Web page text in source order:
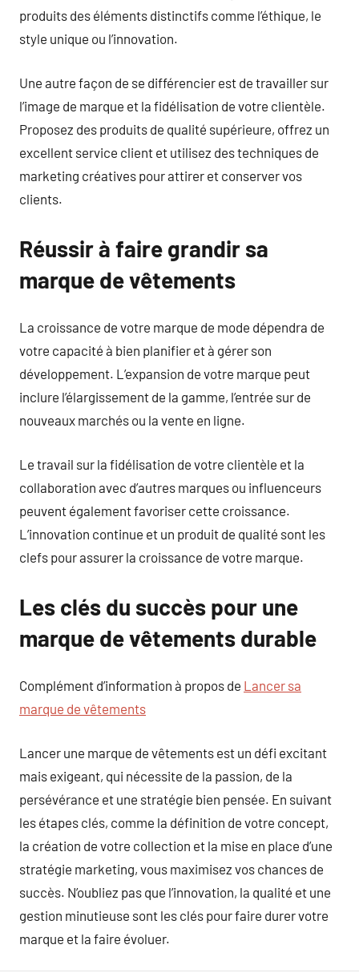
produits des éléments distinctifs comme l’éthique, le
style unique ou l’innovation.
Une autre façon de se différencier est de travailler sur
l’image de marque et la fidélisation de votre clientèle.
Proposez des produits de qualité supérieure, offrez un
excellent service client et utilisez des techniques de
marketing créatives pour attirer et conserver vos
clients.
Réussir à faire grandir sa
marque de vêtements
La croissance de votre marque de mode dépendra de
votre capacité à bien planifier et à gérer son
développement. L’expansion de votre marque peut
inclure l’élargissement de la gamme, l’entrée sur de
nouveaux marchés ou la vente en ligne.
Le travail sur la fidélisation de votre clientèle et la
collaboration avec d’autres marques ou influenceurs
peuvent également favoriser cette croissance.
L’innovation continue et un produit de qualité sont les
clefs pour assurer la croissance de votre marque.
Les clés du succès pour une
marque de vêtements durable
Complément d’information à propos de Lancer sa
marque de vêtements
Lancer une marque de vêtements est un défi excitant
mais exigeant, qui nécessite de la passion, de la
persévérance et une stratégie bien pensée. En suivant
les étapes clés, comme la définition de votre concept,
la création de votre collection et la mise en place d’une
stratégie marketing, vous maximisez vos chances de
succès. N’oubliez pas que l’innovation, la qualité et une
gestion minutieuse sont les clés pour faire durer votre
marque et la faire évoluer.